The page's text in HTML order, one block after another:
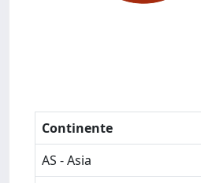
Continente
AS - Asia